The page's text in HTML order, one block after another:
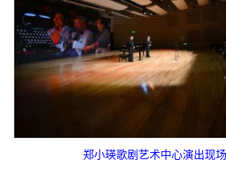
郑小瑛歌剧艺术中心演出现场